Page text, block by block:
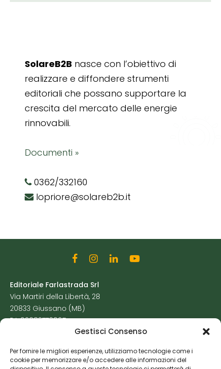
Gestisci Consenso
Per fornire le migliori esperienze, utilizziamo tecnologie come i
cookie per memorizzare e/o accedere alle informazioni del
SolareB2B nasce con l’obiettivo di
realizzare e diffondere strumenti
editoriali che possano supportare la
crescita del mercato delle energie
rinnovabili.
Documenti »
0362/332160
lopriore@solareb2b.it
Editoriale Farlastrada Srl
Via Martiri della Libertà, 28
20833 Giussano (MB)
P.I. 06982770965
Cookie Policy